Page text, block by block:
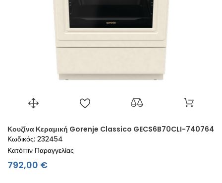
Κουζίνα Κεραμική Gorenje Classico GECS6B70CLI-740764
Κωδικός: 232454
Κατόπιν Παραγγελίας
792,00 €Τιμή